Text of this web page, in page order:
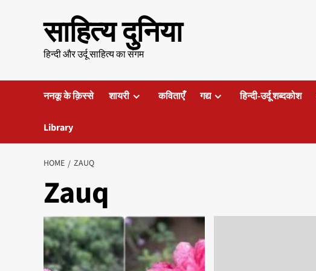
साहित्य दुनिया
हिन्दी और उर्दू साहित्य का संगम
ननकू के क़िस्से शायरी कविताएँ गद्य हिन्दी-उर्दू शब्दकोश
Library
HOME ZAUQ
Zauq